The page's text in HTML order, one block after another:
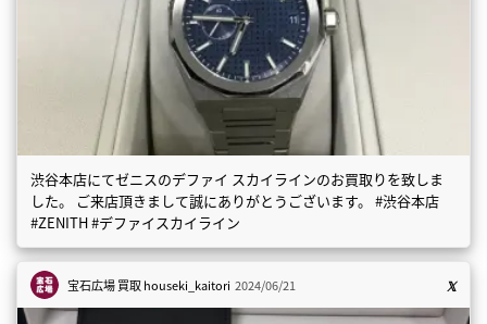
渋谷本店にてゼニスのデファイ スカイラインのお買取りを致しま
した。 ご来店頂きまして誠にありがとうございます。 #渋谷本店
#ZENITH #デファイスカイライン
宝石広場 買取houseki_kaitori 2024/06/21